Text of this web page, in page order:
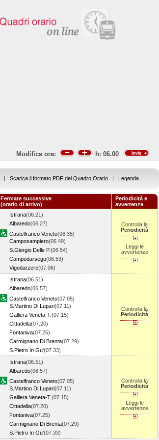
Modifica ora: h: 06.00
| Scarica il formato PDF del Quadro Orario | Legenda
Fermate successive
(orario di arrivo)
Periodicità e
avvertenze
Istrana(06.21)
Albaredo(06.27)
Castelfranco Veneto(06.35)
Camposampiero(06.49)
S.Giorgio Delle P.(06.54)
Campodarsego(06.59)
Vigodarzere(07.06)
Controlla la
Periodicità
Leggi le
avvertenze
Istrana(06.51)
Albaredo(06.57)
Castelfranco Veneto(07.05)
S.Martino Di Lupari(07.11)
Galliera Veneta-T.(07.15)
Cittadella(07.20)
Fontaniva(07.25)
Carmignano Di Brenta(07.29)
S.Pietro In Gu'(07.33)
Controlla la
Periodicità
Istrana(06.51)
Albaredo(06.57)
Castelfranco Veneto(07.05)
S.Martino Di Lupari(07.11)
Galliera Veneta-T.(07.15)
Cittadella(07.20)
Fontaniva(07.25)
Carmignano Di Brenta(07.29)
S.Pietro In Gu'(07.33)
Controlla la
Periodicità
Leggi le
avvertenze